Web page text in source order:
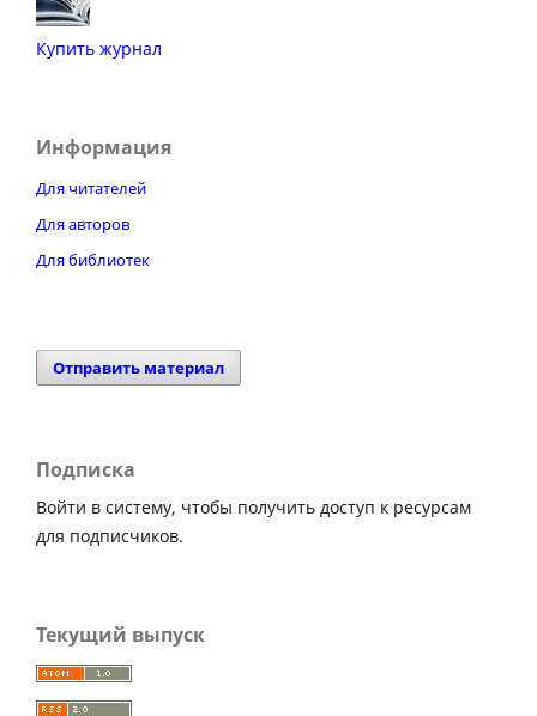
Купить журнал
Информация
Для читателей
Для авторов
Для библиотек
Отправить материал
Подписка
Войти в систему, чтобы получить доступ к ресурсам
для подписчиков.
Текущий выпуск